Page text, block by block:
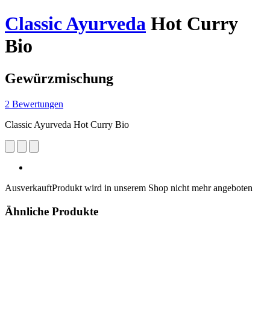
Classic Ayurveda Hot Curry
Bio
Gewürzmischung
2 Bewertungen
Classic Ayurveda Hot Curry Bio
AusverkauftProdukt wird in unserem Shop nicht mehr angeboten
Ähnliche Produkte